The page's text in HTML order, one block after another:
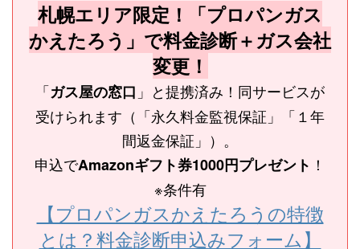
札幌エリア限定！「プロパンガス
かえたろう」で料金診断＋ガス会社
変更！
「ガス屋の窓口 」と提携済み！同サービスが
受けられます（「永久料金監視保証」「１年
間返金保証」）。
申込でAmazonギフト券1000円プレゼント ！
※条件有
【プロパンガスかえたろうの特徴
とは？料金診断申込みフォーム】